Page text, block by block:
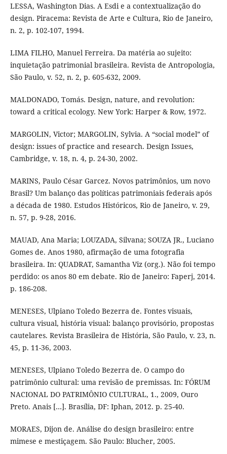
LESSA, Washington Dias. A Esdi e a contextualização do
design. Piracema: Revista de Arte e Cultura, Rio de Janeiro,
n. 2, p. 102-107, 1994.
LIMA FILHO, Manuel Ferreira. Da matéria ao sujeito:
inquietação patrimonial brasileira. Revista de Antropologia,
São Paulo, v. 52, n. 2, p. 605-632, 2009.
MALDONADO, Tomás. Design, nature, and revolution:
toward a critical ecology. New York: Harper & Row, 1972.
MARGOLIN, Victor; MARGOLIN, Sylvia. A “social model” of
design: issues of practice and research. Design Issues,
Cambridge, v. 18, n. 4, p. 24-30, 2002.
MARINS, Paulo César Garcez. Novos patrimônios, um novo
Brasil? Um balanço das políticas patrimoniais federais após
a década de 1980. Estudos Históricos, Rio de Janeiro, v. 29,
n. 57, p. 9-28, 2016.
MAUAD, Ana Maria; LOUZADA, Silvana; SOUZA JR., Luciano
Gomes de. Anos 1980, afirmação de uma fotografia
brasileira. In: QUADRAT, Samantha Viz (org.). Não foi tempo
perdido: os anos 80 em debate. Rio de Janeiro: Faperj, 2014.
p. 186-208.
MENESES, Ulpiano Toledo Bezerra de. Fontes visuais,
cultura visual, história visual: balanço provisório, propostas
cautelares. Revista Brasileira de História, São Paulo, v. 23, n.
45, p. 11-36, 2003.
MENESES, Ulpiano Toledo Bezerra de. O campo do
patrimônio cultural: uma revisão de premissas. In: FÓRUM
NACIONAL DO PATRIMÔNIO CULTURAL, 1., 2009, Ouro
Preto. Anais […]. Brasília, DF: Iphan, 2012. p. 25-40.
MORAES, Dijon de. Análise do design brasileiro: entre
mimese e mestiçagem. São Paulo: Blucher, 2005.